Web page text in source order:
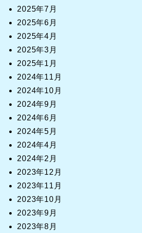
2025年7月
2025年6月
2025年4月
2025年3月
2025年1月
2024年11月
2024年10月
2024年9月
2024年6月
2024年5月
2024年4月
2024年2月
2023年12月
2023年11月
2023年10月
2023年9月
2023年8月